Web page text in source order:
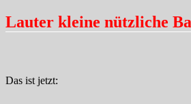
Lauter kleine nützliche
Das ist jetzt: